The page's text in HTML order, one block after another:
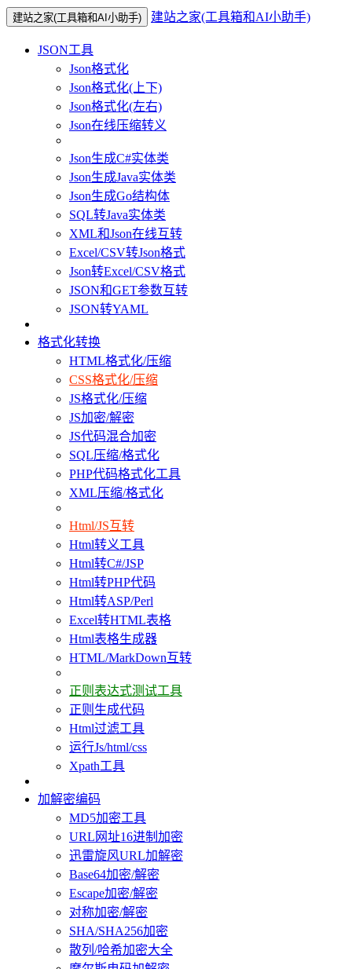
建站之家(工具箱和AI小助手) 建站之家(工具箱和AI小助手)
JSON工具
Json格式化
Json格式化(上下)
Json格式化(左右)
Json在线压缩转义
Json生成C#实体类
Json生成Java实体类
Json生成Go结构体
SQL转Java实体类
XML和Json在线互转
Excel/CSV转Json格式
Json转Excel/CSV格式
JSON和GET参数互转
JSON转YAML
格式化转换
HTML格式化/压缩
CSS格式化/压缩
JS格式化/压缩
JS加密/解密
JS代码混合加密
SQL压缩/格式化
PHP代码格式化工具
XML压缩/格式化
Html/JS互转
Html转义工具
Html转C#/JSP
Html转PHP代码
Html转ASP/Perl
Excel转HTML表格
Html表格生成器
HTML/MarkDown互转
正则表达式测试工具
正则生成代码
Html过滤工具
运行Js/html/css
Xpath工具
加解密编码
MD5加密工具
URL网址16进制加密
迅雷旋风URL加解密
Base64加密/解密
Escape加密/解密
对称加密/解密
SHA/SHA256加密
散列/哈希加密大全